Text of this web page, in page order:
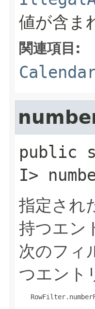
値が含ま
関連項目:
public
I>
指定され
持つエン
次のフィ
つエント